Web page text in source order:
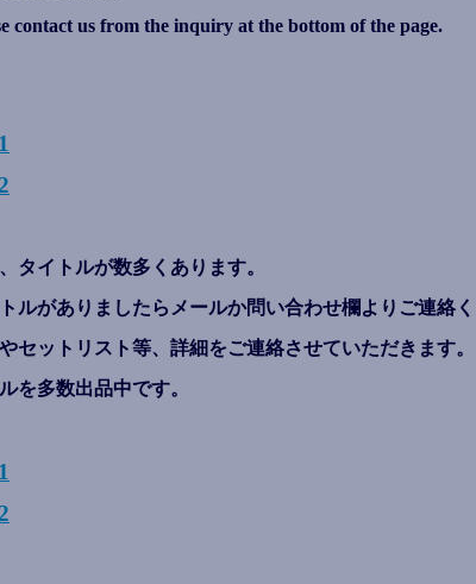
contact us from the inquiry at the bottom of the page.
タイトルが数多くあります。
ルがありましたらメールか問い合わせ欄よりご連絡
セットリスト等、詳細をご連絡させていただきます。
を多数出品中です。